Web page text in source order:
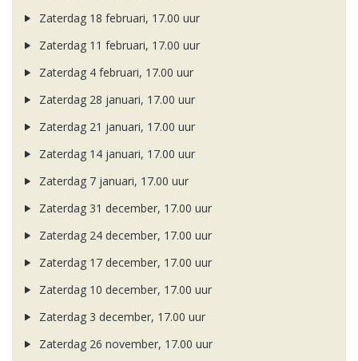
Zaterdag 18 februari, 17.00 uur
Zaterdag 11 februari, 17.00 uur
Zaterdag 4 februari, 17.00 uur
Zaterdag 28 januari, 17.00 uur
Zaterdag 21 januari, 17.00 uur
Zaterdag 14 januari, 17.00 uur
Zaterdag 7 januari, 17.00 uur
Zaterdag 31 december, 17.00 uur
Zaterdag 24 december, 17.00 uur
Zaterdag 17 december, 17.00 uur
Zaterdag 10 december, 17.00 uur
Zaterdag 3 december, 17.00 uur
Zaterdag 26 november, 17.00 uur